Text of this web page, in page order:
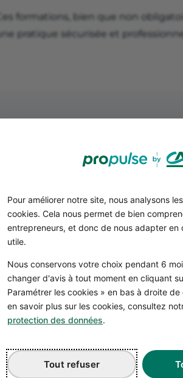
Pour améliorer notre site, nous analysons
cookies. Cela nous permet de bien
entrepreneurs, et donc de nous adapter en
utile.
Nous conservons votre choix pendant 6
changer d'avis à tout moment en cliquant
Paramétrer les cookies » en bas à droite
en savoir plus sur les cookies, consultez
protection des données.
Tout refuser
formations, bien que non
pratique sécurisée et
les
imprimantes 3D doivent
vigueur.
équipements doivent être
de sécurité, de santé et de
imprimante doit avoir le
essentielles de sécurité, de
environnementale. Le
pour les utilisateurs et